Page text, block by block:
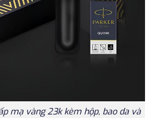
mạ vàng 23k kèm hộp, bao da và